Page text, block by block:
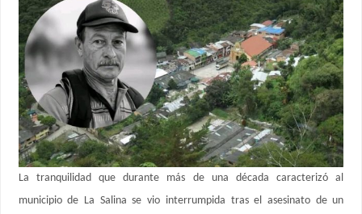
La tranquilidad que durante más de una década caracterizó al
municipio de La Salina se vio interrumpida tras el asesinato de un